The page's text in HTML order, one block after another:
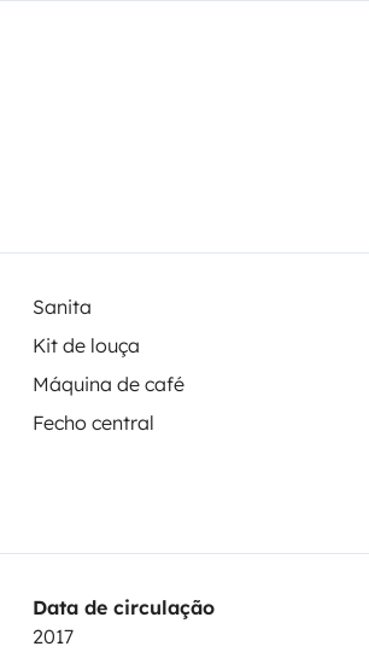
Sanita
Kit de louça
Máquina de café
Fecho central
Data de circulação
2017